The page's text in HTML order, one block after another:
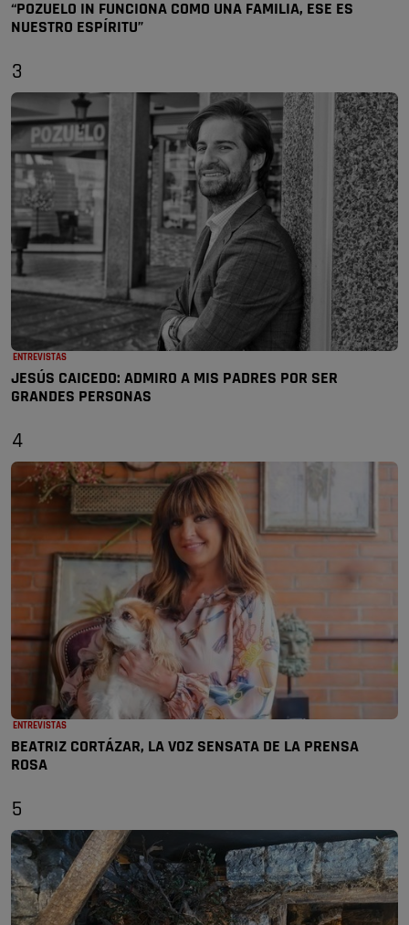
“POZUELO IN FUNCIONA COMO UNA FAMILIA, ESE ES
NUESTRO ESPÍRITU”
3
ENTREVISTAS
JESÚS CAICEDO: ADMIRO A MIS PADRES POR SER
GRANDES PERSONAS
4
ENTREVISTAS
BEATRIZ CORTÁZAR, LA VOZ SENSATA DE LA PRENSA
ROSA
5